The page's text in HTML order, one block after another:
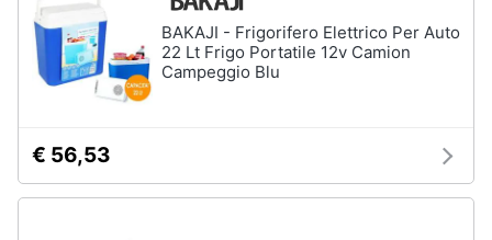
Festività
e
ricorrenze
Servizi
BAKAJI - Frigorifero Elettrico Per Auto
22 Lt Frigo Portatile 12v Camion
Campeggio Blu
€ 56,53